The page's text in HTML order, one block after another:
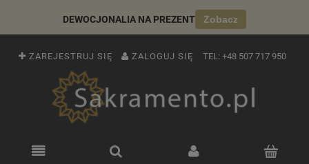
DEWOCJONALIA NA PREZENT Zobacz
ZAREJESTRUJ SIĘ ZALOGUJ SIĘ TEL: +48 507 717 950